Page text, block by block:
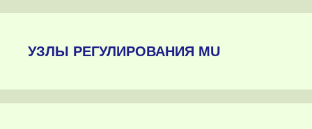
УЗЛЫ РЕГУЛИРОВАНИЯ MU